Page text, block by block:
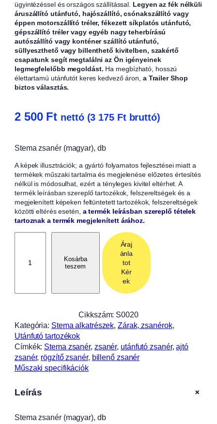
ügyintézéssel és országos szállítással. Legyen az fék nélküli
áruszállító utánfutó, hajószállító, csónakszállító vagy
éppen motorszállító tréler, fékezett síkplatós utánfutó,
gépszállító tréler vagy egyéb nagy teherbírású
autószállító vagy konténer szállító utánfutó,
süllyeszthető vagy billenthető kivitelben, szakértő
csapatunk segít megtalálni az Ön igényeinek
legmegfelelőbb megoldást. Ha megbízható, hosszú
élettartamú utánfutót keres kedvező áron, a Trailer Shop
biztos választás.
2 500 Ft nettó (3 175 Ftbruttó)
Stema zsanér (magyar), db
A képek illusztrációk; a gyártó folyamatos fejlesztései miatt a
termékek műszaki tartalma és megjelenése előzetes értesítés
nélkül is módosulhat, ezért a tényleges kivitel eltérhet. A
termék leírásban szereplő tartozékok, felszereltségek és a
megjelenített képeken feltüntetett tartozékok, felszereltségek
közötti eltérés esetén, a termék leírásban szereplő tételek
tartoznak a termék megjelenített árához.
n
é
r
(
m
y
r
Kosárba
teszem
Áraj
ánla
tot
Kér
ek
Cikkszám: S0020
Kategória: Stema alkatrészek, Zárak, zsanérok
Utánfutó tartozékok
Címkék: Stema zsanér, zsanér, utánfutó zsanér, ajtó
zsanér, rögzítő zsanér, billenő zsanér
Műszaki specifikációk
Leírás +
Stema zsanér (magyar), db